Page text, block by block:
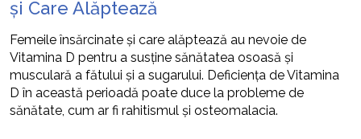
și Care Alăptează
Femeile însărcinate și care alăptează au nevoie de
Vitamina D pentru a susține sănătatea osoasă și
musculară a fătului și a sugarului. Deficiența de Vitamina
D în această perioadă poate duce la probleme de
sănătate, cum ar fi rahitismul și osteomalacia.